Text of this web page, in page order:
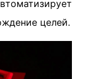
целей.